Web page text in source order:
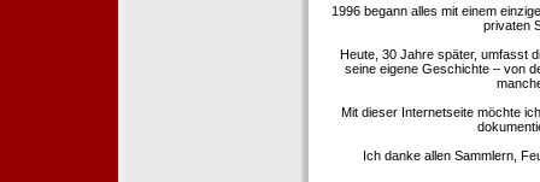
1996 begann alles mit einem
privaten
Heute, 30 Jahre später, umfasst
seine eigene Geschichte – von
Mit dieser Internetseite möchte
Ich danke allen Sammlern,